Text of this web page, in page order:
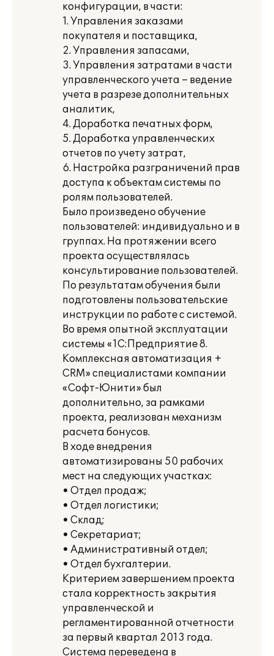
конфигурации, в части:
1. Управления заказами
покупателя и поставщика,
2. Управления запасами,
3. Управления затратами в части
управленческого учета – ведение
учета в разрезе дополнительных
аналитик,
4. Доработка печатных форм,
5. Доработка управленческих
отчетов по учету затрат,
6. Настройка разграничений прав
доступа к объектам системы по
ролям пользователей.
Было произведено обучение
пользователей: индивидуально и в
группах. На протяжении всего
проекта осуществлялась
консультирование пользователей.
По результатам обучения были
подготовлены пользовательские
инструкции по работе с системой.
Во время опытной эксплуатации
системы «1С:Предприятие 8.
Комплексная автоматизация +
CRM» специалистами компании
«Софт-Юнити» был
дополнительно, за рамками
проекта, реализован механизм
расчета бонусов.
В ходе внедрения
автоматизированы 50 рабочих
мест на следующих участках:
• Отдел продаж;
• Отдел логистики;
• Склад;
• Секретариат;
• Административный отдел;
• Отдел бухгалтерии.
Критерием завершением проекта
стала корректность закрытия
управленческой и
регламентированной отчетности
за первый квартал 2013 года.
Система переведена в